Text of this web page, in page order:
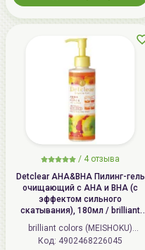
/ 4 отзыва
Detclear AHA&BHA Пилинг-гель
очищающий с AHA и BHA (с
эффектом сильного
скатывания), 180мл / brilliant
colors (MEISHOKU) Detclear
Bright&Peel AHA&BHA Fruits
Peeling Jelly
brilliant colors (MEISHOKU)
(Япония)
Код: 4902468226045